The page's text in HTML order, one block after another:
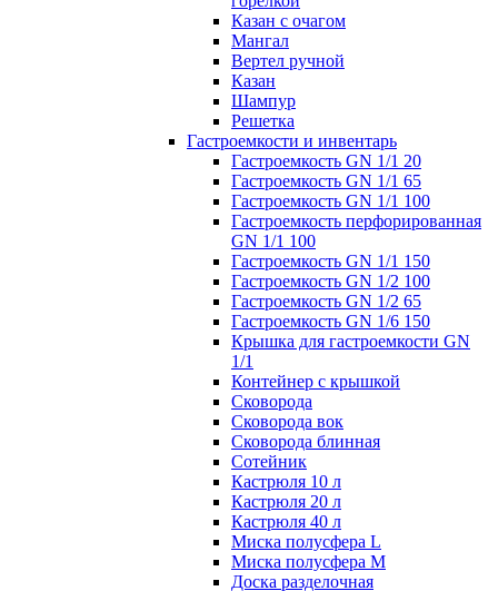
Казан с очагом
Мангал
Вертел ручной
Казан
Шампур
Решетка
Гастроемкости и инвентарь
Гастроемкость GN 1/1 20
Гастроемкость GN 1/1 65
Гастроемкость GN 1/1 100
Гастроемкость перфорированная
GN 1/1 100
Гастроемкость GN 1/1 150
Гастроемкость GN 1/2 100
Гастроемкость GN 1/2 65
Гастроемкость GN 1/6 150
Крышка для гастроемкости GN
1/1
Контейнер с крышкой
Сковорода
Сковорода вок
Сковорода блинная
Сотейник
Кастрюля 10 л
Кастрюля 20 л
Кастрюля 40 л
Миска полусфера L
Миска полусфера M
Доска разделочная